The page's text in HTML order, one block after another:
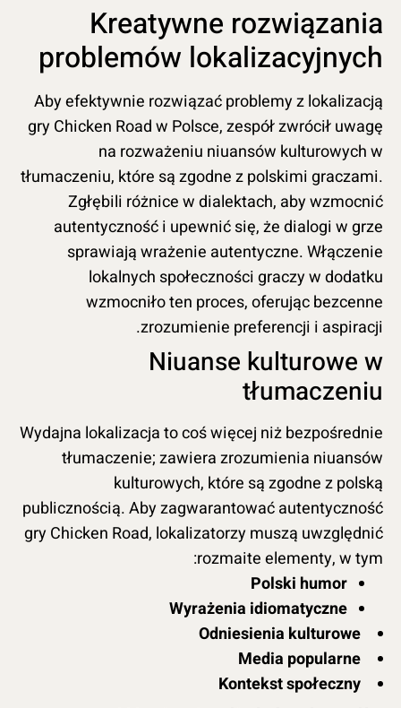
Kreatywne rozwiązania
problemów lokalizacyjnych
Aby efektywnie rozwiązać problemy z lokalizacją
gry Chicken Road w Polsce, zespół zwrócił uwagę
na rozważeniu niuansów kulturowych w
tłumaczeniu, które są zgodne z polskimi graczami.
Zgłębili różnice w dialektach, aby wzmocnić
autentyczność i upewnić się, że dialogi w grze
sprawiają wrażenie autentyczne. Włączenie
lokalnych społeczności graczy w dodatku
wzmocniło ten proces, oferując bezcenne
zrozumienie preferencji i aspiracji.
Niuanse kulturowe w
tłumaczeniu
Wydajna lokalizacja to coś więcej niż bezpośrednie
tłumaczenie; zawiera zrozumienia niuansów
kulturowych, które są zgodne z polską
publicznością. Aby zagwarantować autentyczność
gry Chicken Road, lokalizatorzy muszą uwzględnić
rozmaite elementy, w tym:
Polski humor
Wyrażenia idiomatyczne
Odniesienia kulturowe
Media popularne
Kontekst społeczny